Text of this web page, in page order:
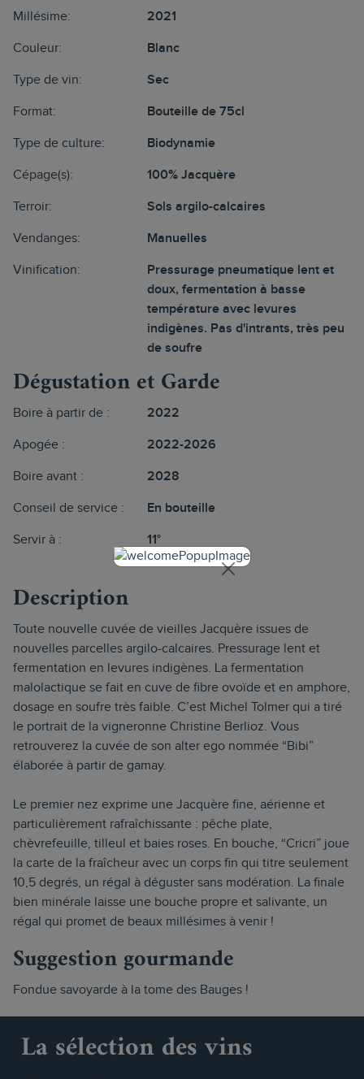
Millésime: 2021
Couleur: Blanc
Type de vin: Sec
Format: Bouteille de 75cl
Type de culture: Biodynamie
Cépage(s): 100% Jacquère
Terroir: Sols argilo-calcaires
Vendanges: Manuelles
Vinification:
Pressurage pneumatique lent et
doux, fermentation à basse
température avec levures
indigènes. Pas d'intrants, très peu
de soufre
Dégustation et Garde
Boire à partir de : 2022
Apogée : 2022-2026
Boire avant : 2028
Conseil de service : En bouteille
Servir à : 11°
Description
Toute nouvelle cuvée de vieilles Jacquère issues de
nouvelles parcelles argilo-calcaires. Pressurage lent et
fermentation en levures indigènes. La fermentation
malolactique se fait en cuve de fibre ovoïde et en amphore,
dosage en soufre très faible. C’est Michel Tolmer qui a tiré
le portrait de la vigneronne Christine Berlioz. Vous
retrouverez la cuvée de son alter ego nommée “Bibi”
élaborée à partir de gamay.
Le premier nez exprime une Jacquère fine, aérienne et
particulièrement rafraîchissante : pêche plate,
chèvrefeuille, tilleul et baies roses. En bouche, “Cricri” joue
la carte de la fraîcheur avec un corps fin qui titre seulement
10,5 degrés, un régal à déguster sans modération. La finale
bien minérale laisse une bouche propre et salivante, un
régal qui promet de beaux millésimes à venir !
Suggestion gourmande
Fondue savoyarde à la tome des Bauges !
La sélection des vins